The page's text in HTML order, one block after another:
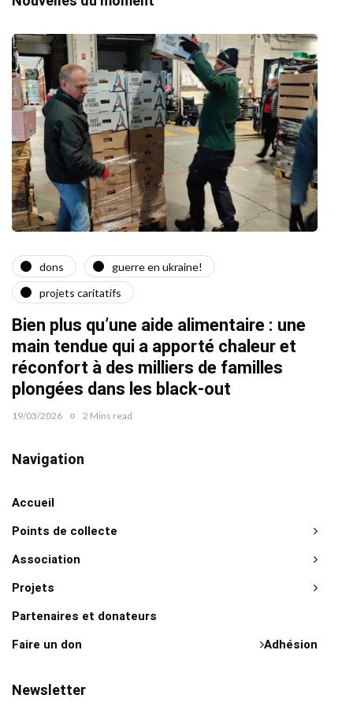
dons
guerre en ukraine!
projets caritatifs
Bien plus qu’une aide alimentaire : une
main tendue qui a apporté chaleur et
réconfort à des milliers de familles
plongées dans les black-out
19/03/2026 2 Mins read
Navigation
Accueil
Points de collecte
Association
Projets
Partenaires et donateurs
Adhésion
Faire un don
Newsletter